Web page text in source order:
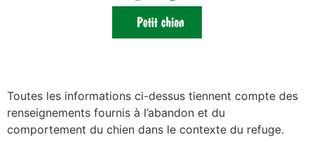
Toutes les informations ci-dessus tiennent compte des
renseignements fournis à l’abandon et du
comportement du chien dans le contexte du refuge.